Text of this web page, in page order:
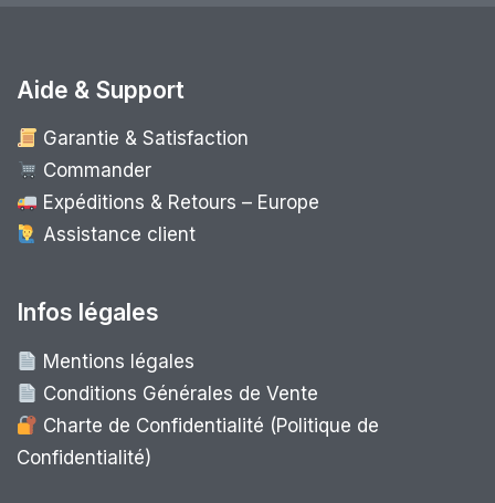
Aide & Support
Garantie & Satisfaction
Commander
Expéditions & Retours – Europe
Assistance client
Infos légales
Mentions légales
Conditions Générales de Vente
Charte de Confidentialité (Politique de
Confidentialité)